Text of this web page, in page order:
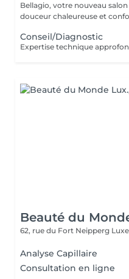
Bellagio, votre nouveau
douceur chaleureuse et
Conseil/Diagnostic
Beauté du
62, rue du Fort Neipperg
Analyse Capillaire
Consultation en ligne